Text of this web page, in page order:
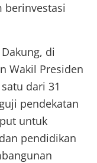
berinvestasi
di
Wakil Presiden
dari 31
pendekatan
untuk
pendidikan